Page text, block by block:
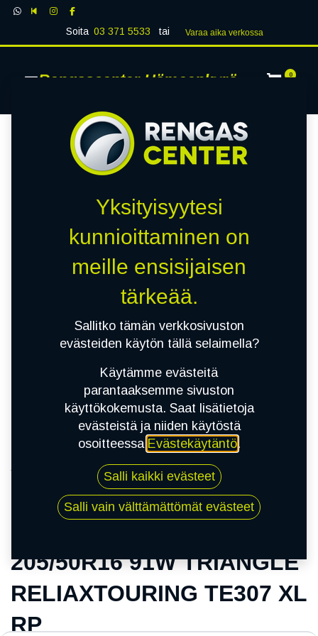
Soita 03 371 5533 tai Varaa aika verk​​​​ossa
Rengascenter Hämeenkyrö 0
205/50R16 91W TRIANGLE RELIAXTOURING
TE307 XL RP
205/50R16 91W TRIANGLE
RELIAXTOURING TE307 XL
RP
Yksityisyytesi
kunnioittaminen on
meille ensisijaisen
tärkeää.
Sallitko tämän verkkosivuston
evästeiden käytön tällä selaimella?
Käytämme evästeitä
parantaaksemme sivuston
käyttökokemusta. Saat lisätietoja
evästeistä ja niiden käytöstä
osoitteessa Evästekäytäntö.
Salli kaikki evästeet
Salli vain välttämättömät evästeet